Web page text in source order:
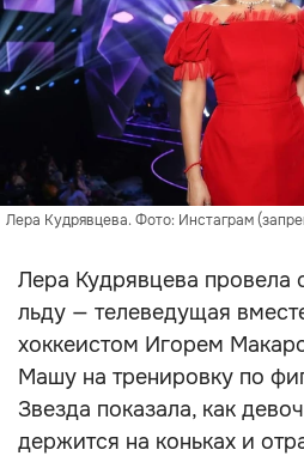
Лера Кудрявцева. Фото: Инстаграм
Лера Кудрявцева провела
льду — телеведущая
хоккеистом Игорем
Машу на тренировку по
Звезда показала, как
держится на коньках и